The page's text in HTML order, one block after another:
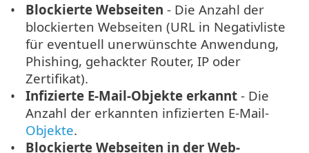
Blockierte Webseiten - Die Anzahl der
blockierten Webseiten (URL in Negativliste
für eventuell unerwünschte Anwendung,
Phishing, gehackter Router, IP oder
Zertifikat).
Infizierte E-Mail-Objekte erkannt - Die
Anzahl der erkannten infizierten E-Mail-
Objekte.
Blockierte Webseiten in der Web-